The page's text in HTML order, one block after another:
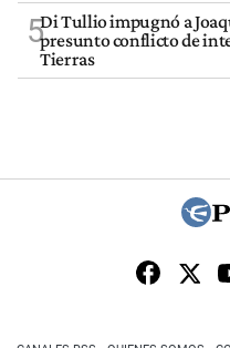
5Di Tullio impugnó a
presunto conflicto de
Tierras